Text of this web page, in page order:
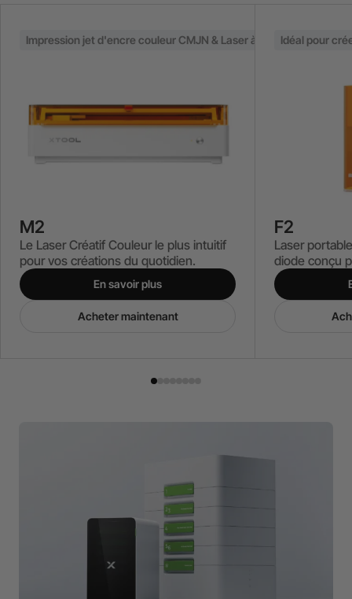
Impression jet d'encre couleur CMJN & Laser à diode 10 W / 20 W
M2
Le Laser Créatif Couleur le plus intuitif
pour vos créations du quotidien.
En savoir plus
Acheter maintenant
Idéal pour
F2
Laser
diode conçu
en